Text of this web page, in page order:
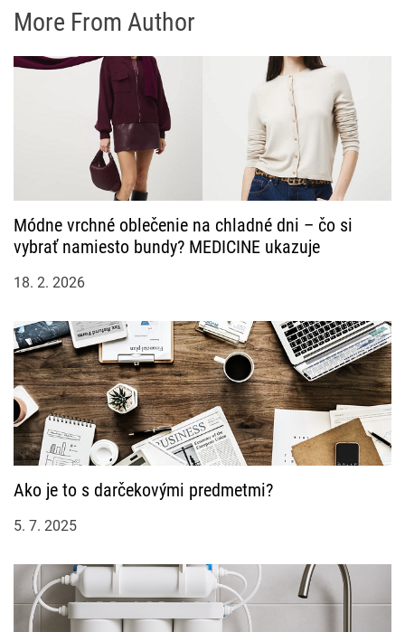
More From Author
Módne vrchné oblečenie na chladné dni – čo si
vybrať namiesto bundy? MEDICINE ukazuje
18. 2. 2026
Ako je to s darčekovými predmetmi?
5. 7. 2025